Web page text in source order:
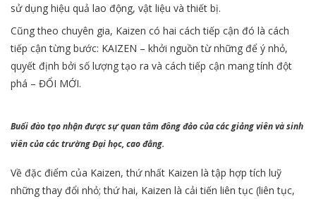
sử dụng hiệu quả lao động, vật liệu và thiết bị.
Cũng theo chuyên gia, Kaizen có hai cách tiếp cận đó là cách
tiếp cận từng bước: KAIZEN – khởi nguồn từ những để ý nhỏ,
quyết định bởi số lượng tạo ra và cách tiếp cận mang tính đột
phá – ĐỔI MỚI.
Buổi đào tạo nhận được sự quan tâm đông đảo của các giảng viên và sinh
viên của các trường Đại học, cao đẳng.
Về đặc điểm của Kaizen, thứ nhất Kaizen là tập hợp tích luỹ
những thay đổi nhỏ; thứ hai, Kaizen là cải tiến liên tục (liên tục,